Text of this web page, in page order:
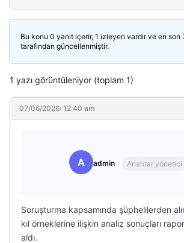
Bu konu 0 yanıt içerir, 1 izleyen vardır ve en son
tarafından güncellenmiştir.
1 yazı görüntüleniyor (toplam 1)
07/06/2026: 12:40 am
A admin Anahtar yönetici
Soruşturma kapsamında şüphelilerden
kıl örneklerine ilişkin analiz sonuçları
aldı.